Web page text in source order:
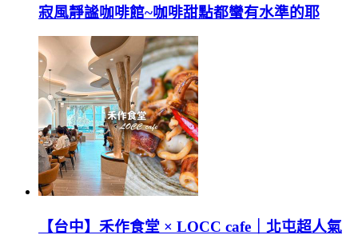
寂風靜謐咖啡館~咖啡甜點都蠻有水準的耶
【台中】禾作食堂 × LOCC cafe｜北屯超人氣